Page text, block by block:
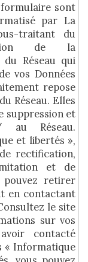
sont
par La
traitant du
de la
Réseau qui
vos Données
repose
Réseau. Elles
suppression et
Réseau.
et libertés »,
rectification,
et de
pouvez retirer
en contactant
le site
sur vos
contacté
« Informatique